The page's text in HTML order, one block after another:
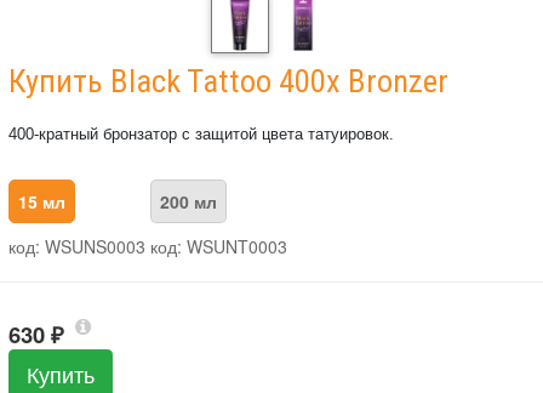
Купить Black Tattoo 400x Bronzer
400-кратный бронзатор с защитой цвета татуировок.
15 мл
код: WSUNS0003
200 мл
код: WSUNT0003
630 ₽
Купить